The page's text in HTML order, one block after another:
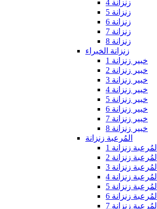
زنزانة 4
زنزانة 5
زنزانة 6
زنزانة 7
زنزانة 8
زنزانة الخبراء
خبير زنزانة 1
خبير زنزانة 2
خبير زنزانة 3
خبير زنزانة 4
خبير زنزانة 5
خبير زنزانة 6
خبير زنزانة 7
خبير زنزانة 8
المُرعبة زنزانة
المُرعبة زنزانة 1
المُرعبة زنزانة 2
المُرعبة زنزانة 3
المُرعبة زنزانة 4
المُرعبة زنزانة 5
المُرعبة زنزانة 6
المُرعبة زنزانة 7